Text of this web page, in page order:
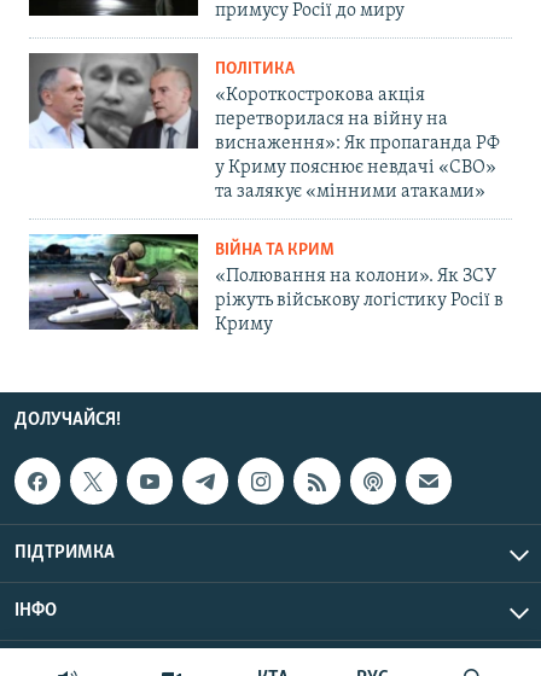
примусу Росії до миру
ПОЛІТИКА
«Короткострокова акція
перетворилася на війну на
виснаження»: Як пропаганда РФ
у Криму пояснює невдачі «СВО»
та залякує «мінними атаками»
ВІЙНА ТА КРИМ
«Полювання на колони». Як ЗСУ
ріжуть військову логістику Росії в
Криму
ДОЛУЧАЙСЯ!
ПІДТРИМКА
ІНФО